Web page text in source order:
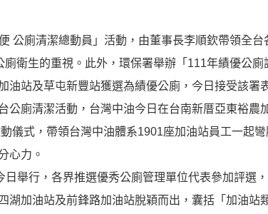
公廁清潔總動員」活動，由董事長李順欽帶領全台
衛生的重視。此外，環保署舉辦「111年績優公廁
站及草屯新豐站獲選為績優公廁，今日接受該署
廁清潔活動，台灣中油今日在台南新厝亞東裕農
儀式，帶領台灣中油體系1901座加油站員工一起
心力。
舉行，各界推選優秀公廁管理單位代表參加評選
湖加油站及前鋒路加油站脫穎而出，囊括「加油站